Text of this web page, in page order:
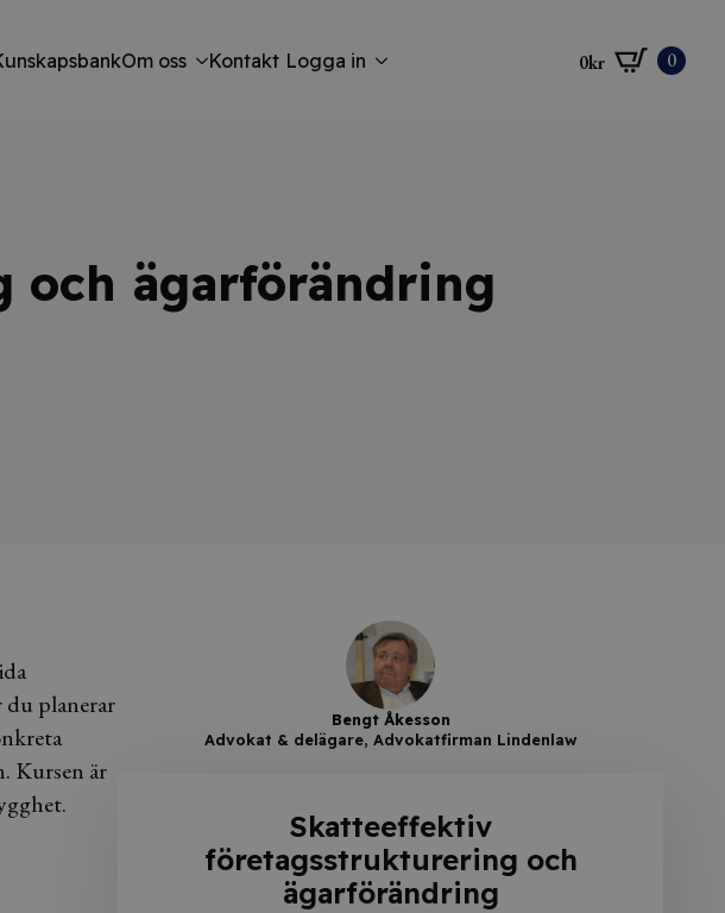
Om oss Kontakt Logga in 0kr 0
och ägarförändring
du planerar
Kursen är
Bengt Åkesson
Advokat & delägare, Advokatfirman Lindenlaw
Skatteeffektiv
företagsstrukturering och
ägarförändring